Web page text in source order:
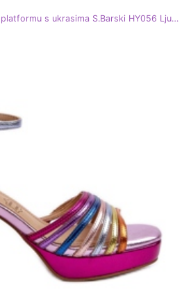
Ženske sandale na tanku i platformu s ukrasima S.Barski HY056 Ljubičasta